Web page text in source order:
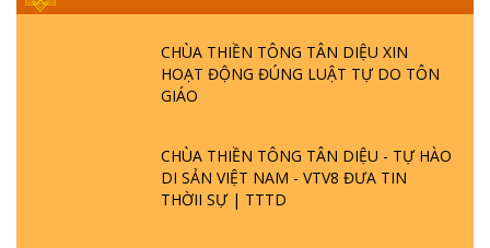
CHÙA THIỀN TÔNG TÂN DIỆU XIN
HOẠT ĐỘNG ĐÚNG LUẬT TỰ DO TÔN
GIÁO
CHÙA THIỀN TÔNG TÂN DIỆU - TỰ HÀO
DI SẢN VIỆT NAM - VTV8 ĐƯA TIN
THỜII SỰ | TTTD